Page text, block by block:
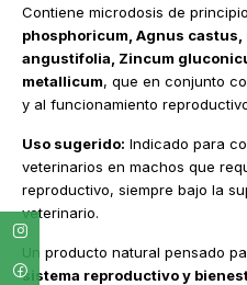
Contiene microdosis de
phosphoricum, Agnus castus,
angustifolia, Zincum
metallicum, que en conjunto
y al funcionamiento
Uso sugerido: Indicado para
veterinarios en machos que
reproductivo, siempre bajo la
veterinario.
Un producto natural pensado
sistema reproductivo y